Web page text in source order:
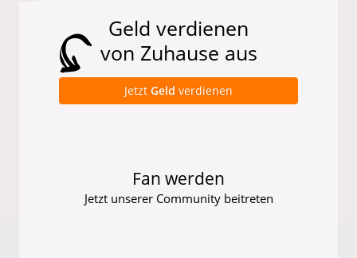
Geld verdienen
von Zuhause aus
Jetzt Geld verdienen
Fan werden
Jetzt unserer Community beitreten